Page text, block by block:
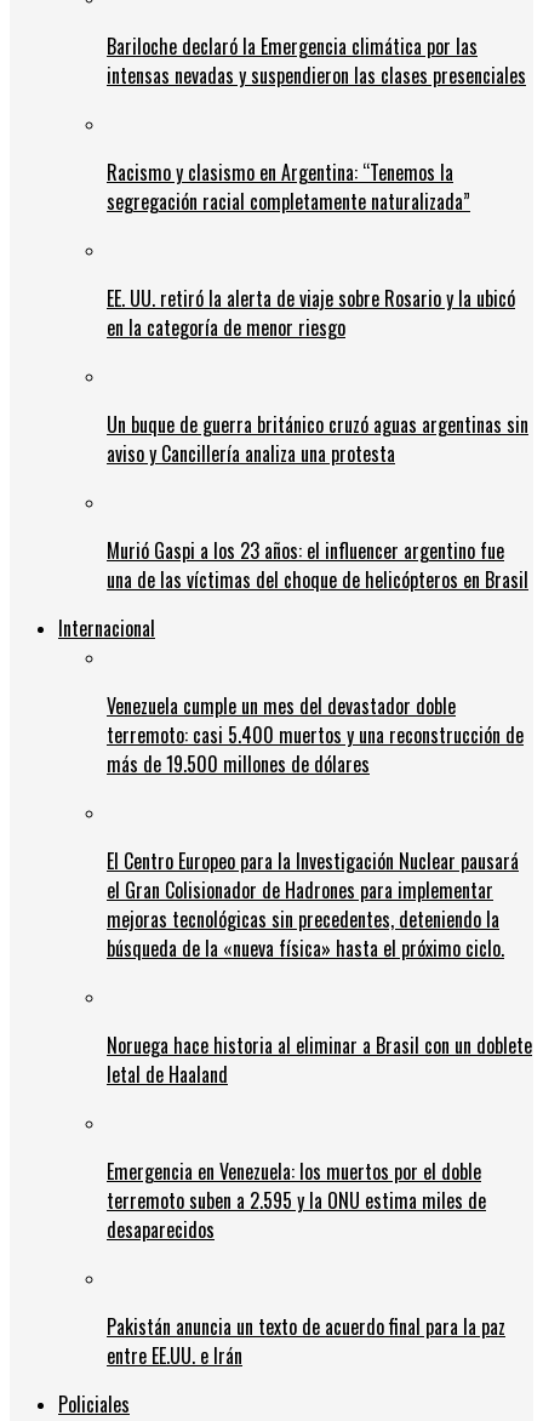
Bariloche declaró la Emergencia climática por las
intensas nevadas y suspendieron las clases presenciales
Racismo y clasismo en Argentina: “Tenemos la
segregación racial completamente naturalizada”
EE. UU. retiró la alerta de viaje sobre Rosario y la ubicó
en la categoría de menor riesgo
Un buque de guerra británico cruzó aguas argentinas sin
aviso y Cancillería analiza una protesta
Murió Gaspi a los 23 años: el influencer argentino fue
una de las víctimas del choque de helicópteros en Brasil
Internacional
Venezuela cumple un mes del devastador doble
terremoto: casi 5.400 muertos y una reconstrucción de
más de 19.500 millones de dólares
El Centro Europeo para la Investigación Nuclear pausará
el Gran Colisionador de Hadrones para implementar
mejoras tecnológicas sin precedentes, deteniendo la
búsqueda de la «nueva física» hasta el próximo ciclo.
Noruega hace historia al eliminar a Brasil con un doblete
letal de Haaland
Emergencia en Venezuela: los muertos por el doble
terremoto suben a 2.595 y la ONU estima miles de
desaparecidos
Pakistán anuncia un texto de acuerdo final para la paz
entre EE.UU. e Irán
Policiales